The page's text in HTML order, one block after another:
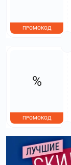
ПРОМОКОД
%
ПРОМОКОД